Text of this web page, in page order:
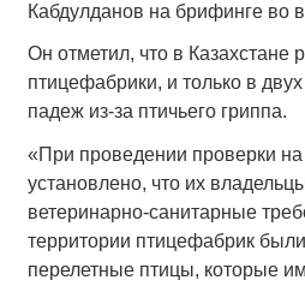
Кабдулданов на брифинге во
Он отметил, что в Казахстане
птицефабрики, и только в
падеж из-за птичьего гриппа.
«При проведении проверки
установлено, что их
ветеринарно-санитарные
территории птицефабрик
перелетные птицы, которые